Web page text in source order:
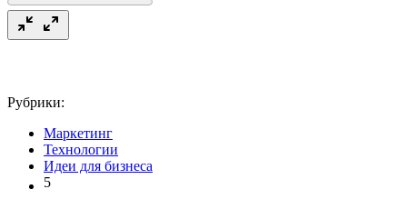
Рубрики:
Маркетинг
Технологии
Идеи для бизнеса
5